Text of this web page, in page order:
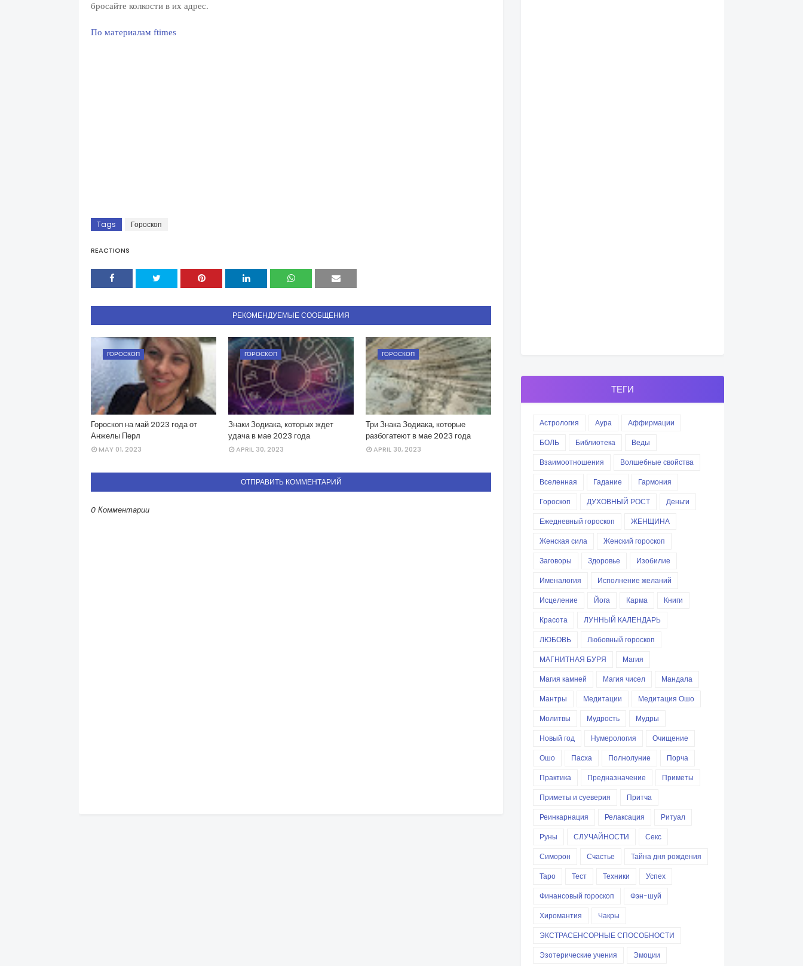
бросайте колкости в их адрес.
По материалам ftimes
Tags Гороскоп
REACTIONS
РЕКОМЕНДУЕМЫЕ СООБЩЕНИЯ
ГОРОСКОП
Гороскоп на май 2023 года от
Анжелы Перл
MAY 01, 2023
ГОРОСКОП
Знаки Зодиака, которых ждет
удача в мае 2023 года
APRIL 30, 2023
ГОРОСКОП
Три Знака Зодиака, которые
разбогатеют в мае 2023 года
APRIL 30, 2023
ОТПРАВИТЬ КОММЕНТАРИЙ
0 Комментарии
ТЕГИ
Астрология Аура
Аффирмации
БОЛЬ
Библиотека
Веды
Взаимоотношения
Волшебные свойства
Вселенная
Гадание
Гармония
Гороскоп
ДУХОВНЫЙ РОСТ
Деньги
Ежедневный гороскоп
ЖЕНЩИНА
Женская сила
Женский гороскоп
Заговоры
Здоровье
Изобилие
Именалогия
Исполнение желаний
Исцеление
Йога Карма
Книги
Красота
ЛУННЫЙ КАЛЕНДАРЬ
ЛЮБОВЬ
Любовный гороскоп
МАГНИТНАЯ БУРЯ
Магия
Магия камней
Магия чисел
Мандала
Мантры
Медитации
Медитация Ошо
Молитвы
Мудрость
Мудры
Новый год
Нумерология
Очищение
Ошо
Пасха Полнолуние
Порча
Практика
Предназначение
Приметы
Приметы и суеверия
Притча
Реинкарнация
Релаксация
Ритуал
Руны
СЛУЧАЙНОСТИ
Секс
Симорон
Счастье
Тайна дня рождения
Таро
Тест Техники
Успех
Финансовый гороскоп
Фэн-шуй
Хиромантия
Чакры
ЭКСТРАСЕНСОРНЫЕ СПОСОБНОСТИ
Эзотерические учения
Эмоции